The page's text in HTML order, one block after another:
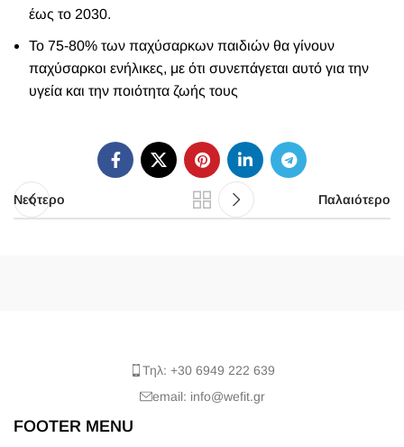
έως το 2030.
Το 75-80% των παχύσαρκων παιδιών θα γίνουν
παχύσαρκοι ενήλικες, με ότι συνεπάγεται αυτό για την
υγεία και την ποιότητα ζωής τους
Νεότερο Παλαιότερο
Τηλ: +30 6949 222 639
email: info@wefit.gr
FOOTER MENU